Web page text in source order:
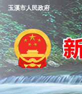
玉溪市人民政府